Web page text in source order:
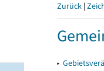
Zurück |
▸